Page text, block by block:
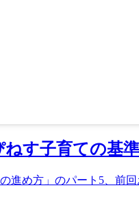
す子育ての基
進め方」のパート5、前